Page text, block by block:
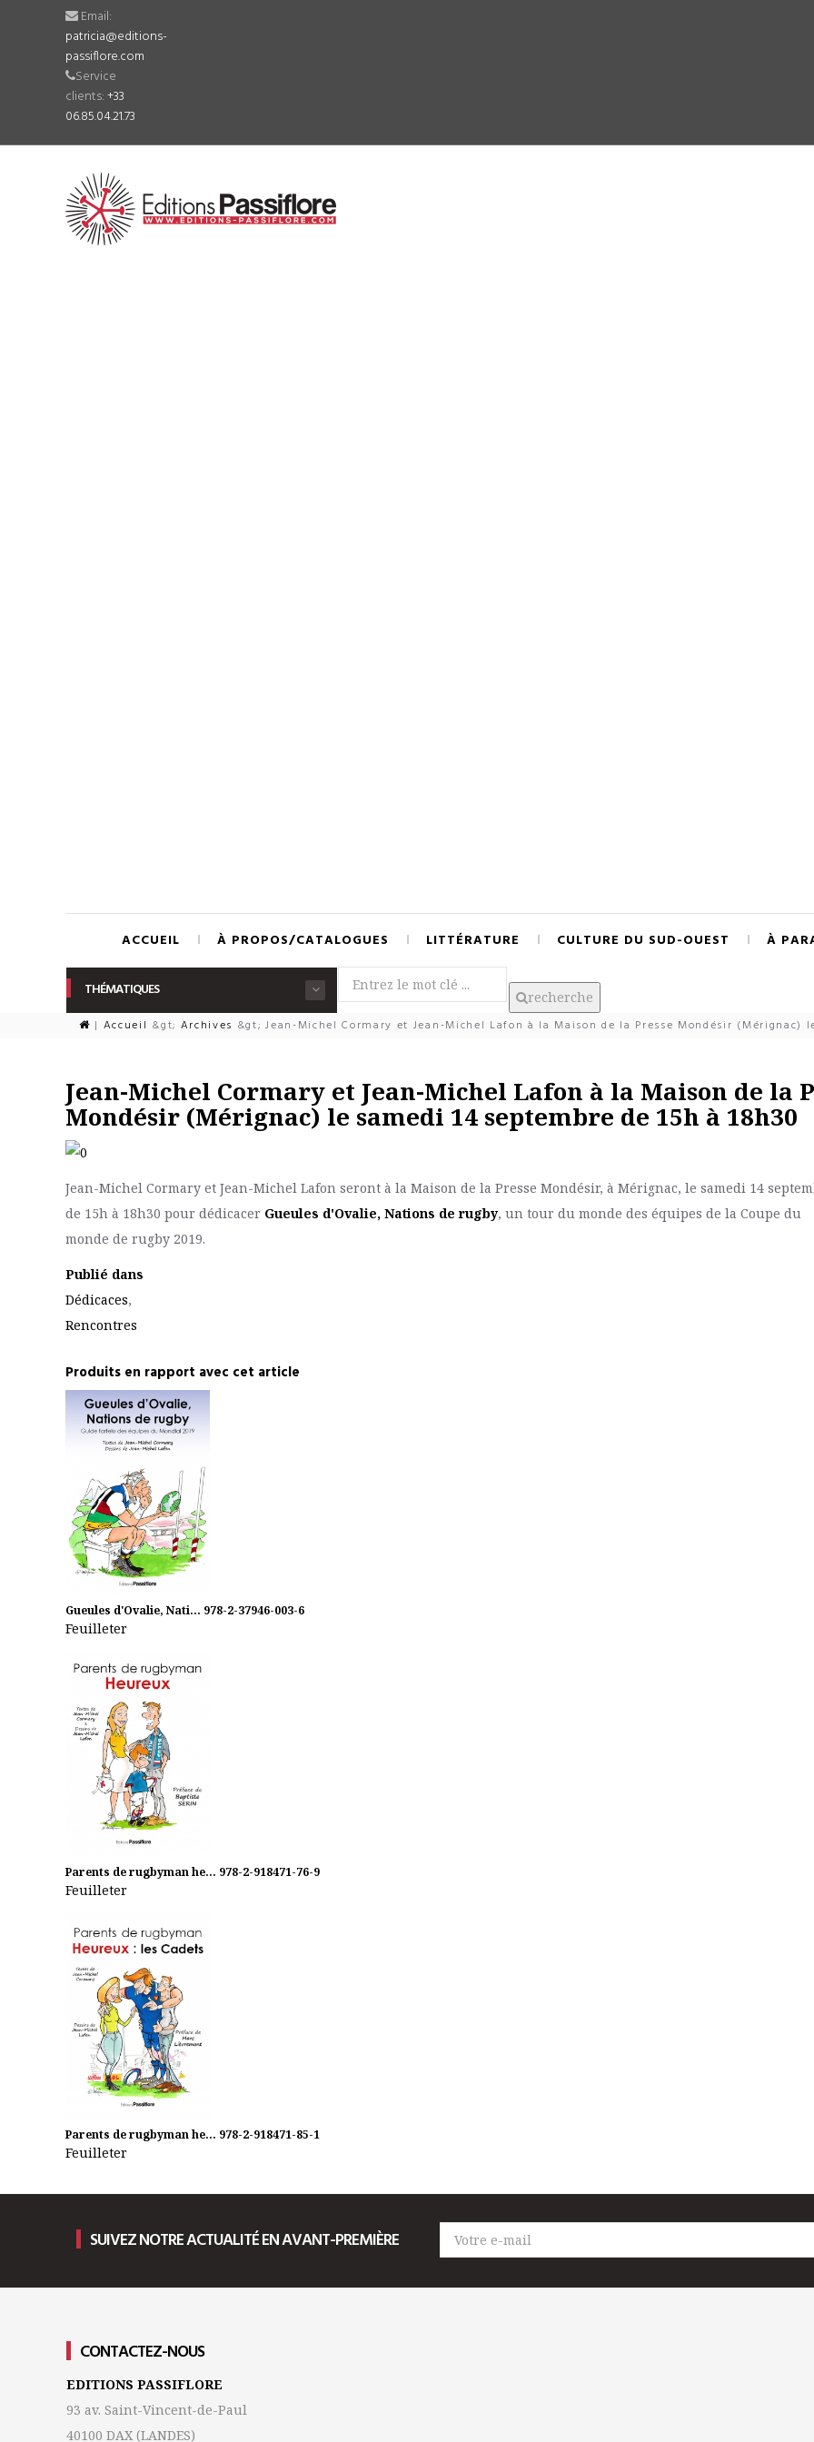
Email:
patricia@editions-
passiflore.com
Service
clients:+33
06.85.04.21.73
ACCUEIL À PROPOS/CATALOGUES LITTÉRATURE CULTURE DU SUD-OUEST À
THÉMATIQUES recherche
| Accueil &gt; Archives &gt; Jean-Michel Cormary et Jean-Michel Lafon à la Maison de la Presse Mondésir (Mérignac)
Jean-Michel Cormary et Jean-Michel Lafon à la Maison de la
Mondésir (Mérignac) le samedi 14 septembre de 15h à 18h30
Jean-Michel Cormary et Jean-Michel Lafon seront à la Maison de la Presse Mondésir, à Mérignac, le samedi 14
de 15h à 18h30 pour dédicacer Gueules d'Ovalie, Nations de rugby, un tour du monde des équipes de la Coupe du
monde de rugby 2019.
Publié dans
Dédicaces,
Rencontres
Produits en rapport avec cet article
Gueules d'Ovalie, Nati... 978-2-37946-003-6
Feuilleter
Parents de rugbyman he... 978-2-918471-76-9
Feuilleter
Parents de rugbyman he... 978-2-918471-85-1
Feuilleter
SUIVEZ NOTRE ACTUALITÉ EN AVANT-PREMIÈRE
CONTACTEZ-NOUS
EDITIONS PASSIFLORE
93 av. Saint-Vincent-de-Paul
40100 DAX (LANDES)